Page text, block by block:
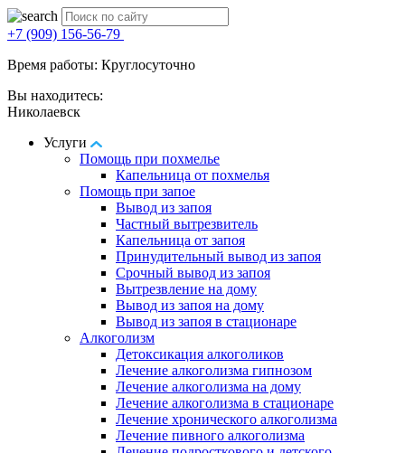
+7 (909) 156-56-79
Время работы: Круглосуточно
Вы находитесь:
Николаевск
Услуги
Помощь при похмелье
Капельница от похмелья
Помощь при запое
Вывод из запоя
Частный вытрезвитель
Капельница от запоя
Принудительный вывод из запоя
Срочный вывод из запоя
Вытрезвление на дому
Вывод из запоя на дому
Вывод из запоя в стационаре
Алкоголизм
Детоксикация алкоголиков
Лечение алкоголизма гипнозом
Лечение алкоголизма на дому
Лечение алкоголизма в стационаре
Лечение хронического алкоголизма
Лечение пивного алкоголизма